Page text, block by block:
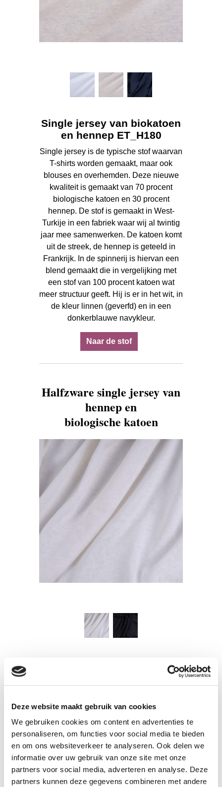
Deze website maakt gebruik van cookies
We gebruiken cookies om content en advertenties te
personaliseren, om functies voor social media te bieden
en om ons websiteverkeer te analyseren. Ook delen we
informatie over uw gebruik van onze site met onze
partners voor social media, adverteren en analyse. Deze
partners kunnen deze gegevens combineren met andere
Single jersey van biokatoen
en hennep ET_H180
Single jersey is de typische stof waarvan
T-shirts worden gemaakt, maar ook
blouses en overhemden. Deze nieuwe
kwaliteit is gemaakt van 70 procent
biologische katoen en 30 procent
hennep. De stof is gemaakt in West-
Turkije in een fabriek waar wij al twintig
jaar mee samenwerken. De katoen komt
uit de streek, de hennep is geteeld in
Frankrijk. In de spinnerij is hiervan een
blend gemaakt die in vergelijking met
een stof van 100 procent katoen wat
meer structuur geeft. Hij is er in het wit, in
de kleur linnen (geverfd) en in een
donkerblauwe navykleur.
Naar de stof
Halfzware single jersey van
hennep en
biologische katoen
Halfzware single jersey van
ET_H194
De samenstelling biokatoen/hennep is
stof (ET_H180) maar met zijn gewicht
van 200 gram/m2 is deze single jersey
net iets zwaarder, je zou kunnen zeggen
iets luxueuzer. Deze stof is er in het
gebroken wit en in het zwart.